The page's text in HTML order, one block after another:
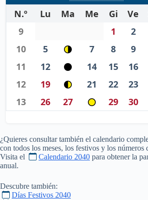
N.º Lu Ma Me Gi Ve
9
1 2
10
5 7 8 9
11
12 14 15 16
12
19 21 22 23
13
26 27 29 30
¿Quieres consultar también el calendario
con todos los meses, los festivos y los números
Visita el
Calendario 2040 para obtener la
anual.
Descubre también:
Días Festivos 2040